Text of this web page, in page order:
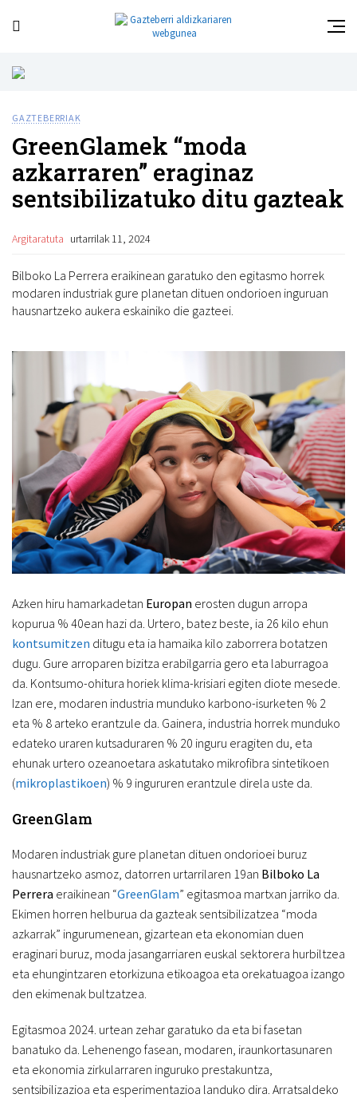
GAZTEBERRIAK
GreenGlamek “moda
azkarraren” eraginaz
sentsibilizatuko ditu gazteak
Argitaratuta urtarrilak 11, 2024
Bilboko La Perrera eraikinean garatuko den egitasmo horrek
modaren industriak gure planetan dituen ondorioen inguruan
hausnartzeko aukera eskainiko die gazteei.
Azken hiru hamarkadetan Europan erosten dugun arropa
kopurua % 40ean hazi da. Urtero, batez beste, ia 26 kilo ehun
kontsumitzen ditugu eta ia hamaika kilo zaborrera botatzen
dugu. Gure arroparen bizitza erabilgarria gero eta laburragoa
da. Kontsumo-ohitura horiek klima-krisiari egiten diote mesede.
Izan ere, modaren industria munduko karbono-isurketen % 2
eta % 8 arteko erantzule da. Gainera, industria horrek munduko
edateko uraren kutsaduraren % 20 inguru eragiten du, eta
ehunak urtero ozeanoetara askatutako mikrofibra sintetikoen
(mikroplastikoen) % 9 ingururen erantzule direla uste da.
GreenGlam
Modaren industriak gure planetan dituen ondorioei buruz
hausnartzeko asmoz, datorren urtarrilaren 19an Bilboko La
Perrera eraikinean “GreenGlam” egitasmoa martxan jarriko da.
Ekimen horren helburua da gazteak sentsibilizatzea “moda
azkarrak” ingurumenean, gizartean eta ekonomian duen
eraginari buruz, moda jasangarriaren euskal sektorera hurbiltzea
eta ehungintzaren etorkizuna etikoagoa eta orekatuagoa izango
den ekimenak bultzatzea.
Egitasmoa 2024. urtean zehar garatuko da eta bi fasetan
banatuko da. Lehenengo fasean, modaren, iraunkortasunaren
eta ekonomia zirkularraren inguruko prestakuntza,
sentsibilizazioa eta esperimentazioa landuko dira. Arratsaldeko